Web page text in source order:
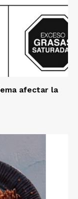
afectar la